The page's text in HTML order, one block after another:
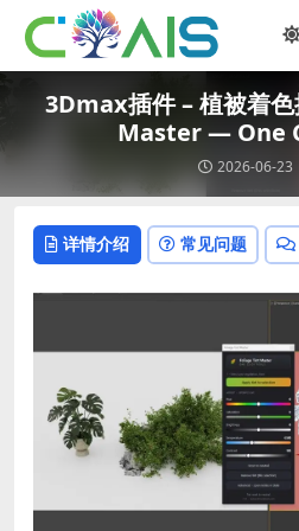
3Dmax插件 – 植被着
Master — One
2026-06-23
详情介绍 常见问题